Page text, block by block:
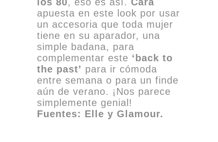
apuesta en este look por usar
un accesoria que toda mujer
tiene en su aparador, una
simple badana, para
complementar este ‘back to
the past’ para ir cómoda
entre semana o para un finde
aún de verano. ¡Nos parece
simplemente genial!
Fuentes: Elle y Glamour.